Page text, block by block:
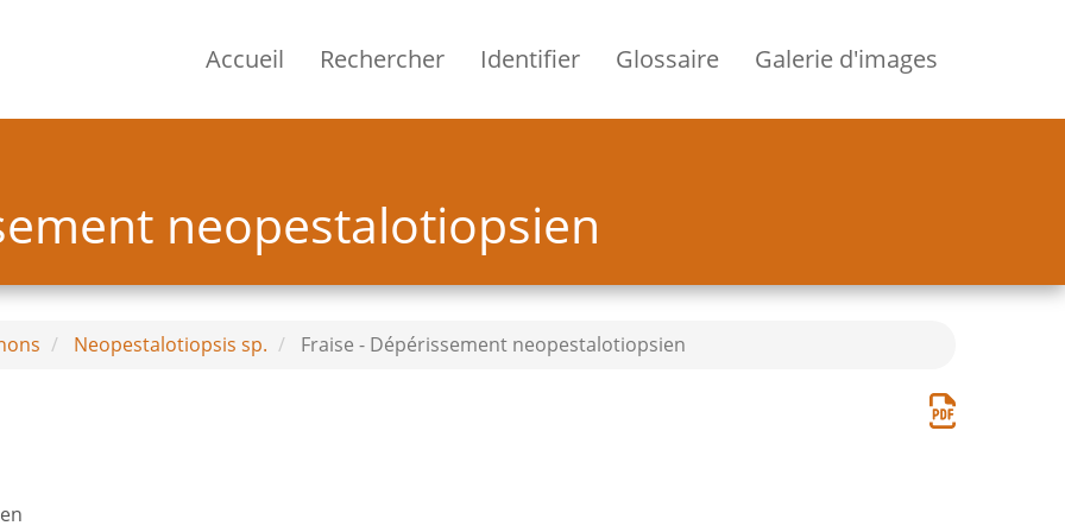
Accueil Rechercher Identifier Glossaire Galerie d'images
neopestalotiopsien
Neopestalotiopsis sp. Fraise - Dépérissement neopestalotiopsien